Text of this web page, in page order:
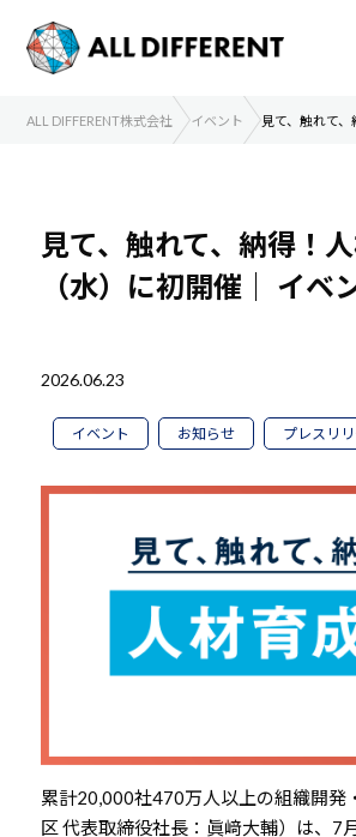
ALL DIFFERENT株式会社 イベント 見て、触れて
見て、触れて、納得！
（水）に初開催｜ イベ
2026.06.23
イベント お知らせ プレスリ
累計20,000社470万人以上の組織開発
区 代表取締役社長：眞﨑大輔）は、7